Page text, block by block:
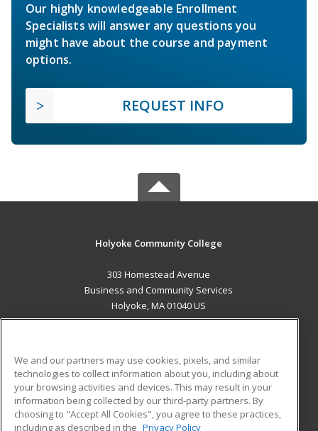
Our highly knowledgeable Enrollment
Specialists will answer any questions you
might have about the course and payment
options.
REQUEST INFO
Holyoke Community College
303 Homestead Avenue
Business and Community Services
Holyoke, MA 01040 US
ADDITIONAL RESOURCES
Military
Financial Assistance
Student Blog
We and our partners may use cookies, pixels, and similar
technologies to collect information about you, including about
your browsing activities and devices. This may result in your
information being collected by our third-party partners. By
choosing to "Accept All Cookies", you agree to these practices,
including as described in the Privacy Policy